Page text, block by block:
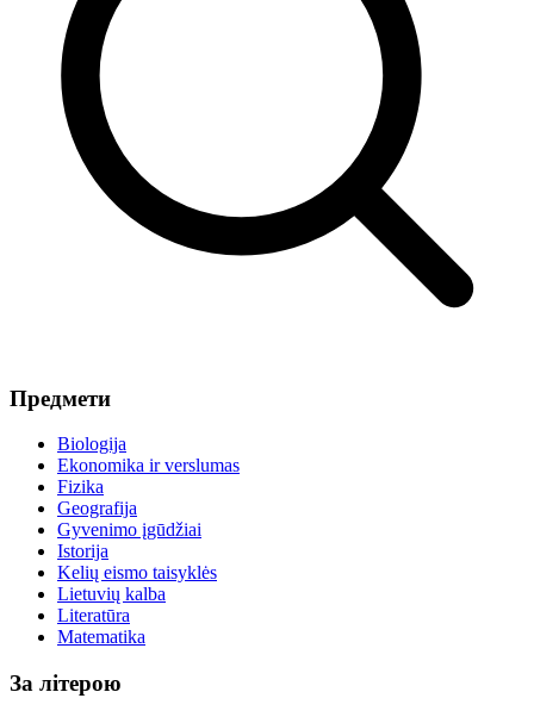
Предмети
Biologija
Ekonomika ir verslumas
Fizika
Geografija
Gyvenimo įgūdžiai
Istorija
Kelių eismo taisyklės
Lietuvių kalba
Literatūra
Matematika
За літерою